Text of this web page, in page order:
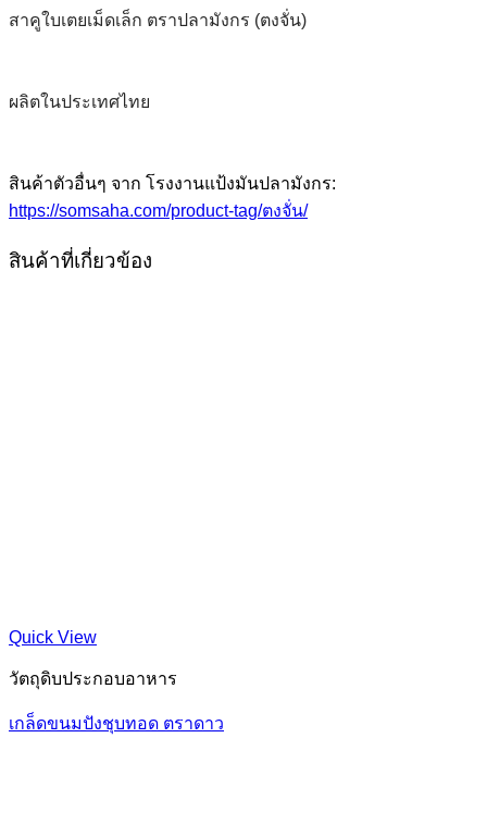
สาคูใบเตยเม็ดเล็ก ตราปลามังกร (ตงจั่น)
ผลิตในประเทศไทย
สินค้าตัวอื่นๆ จาก โรงงานแป้งมันปลามังกร:
https://somsaha.com/product-tag/ตงจั่น/
สินค้าที่เกี่ยวข้อง
Quick View
วัตถุดิบประกอบอาหาร
เกล็ดขนมปังชุบทอด ตราดาว